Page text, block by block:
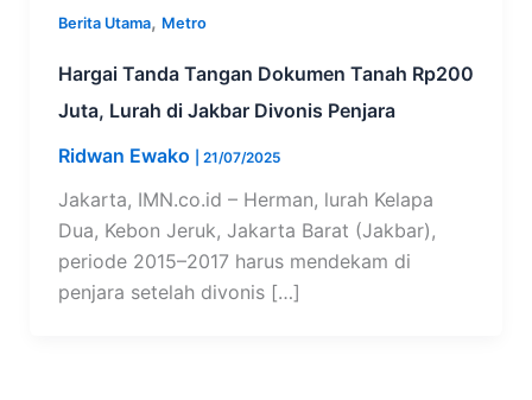
Berita Utama, Metro
Hargai Tanda Tangan Dokumen Tanah Rp200
Juta, Lurah di Jakbar Divonis Penjara
Ridwan Ewako
21/07/2025
Jakarta, IMN.co.id – Herman, lurah Kelapa
Dua, Kebon Jeruk, Jakarta Barat (Jakbar),
periode 2015–2017 harus mendekam di
penjara setelah divonis […]